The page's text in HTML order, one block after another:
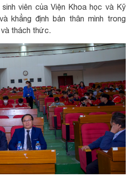
viên của Viện Khoa học và Kỹ
khẳng định bản thân mình trong
thách thức.